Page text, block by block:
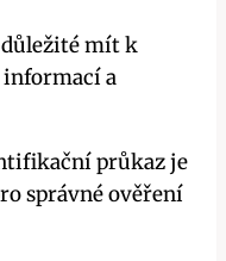
mít k
a
průkaz je
správné ověření